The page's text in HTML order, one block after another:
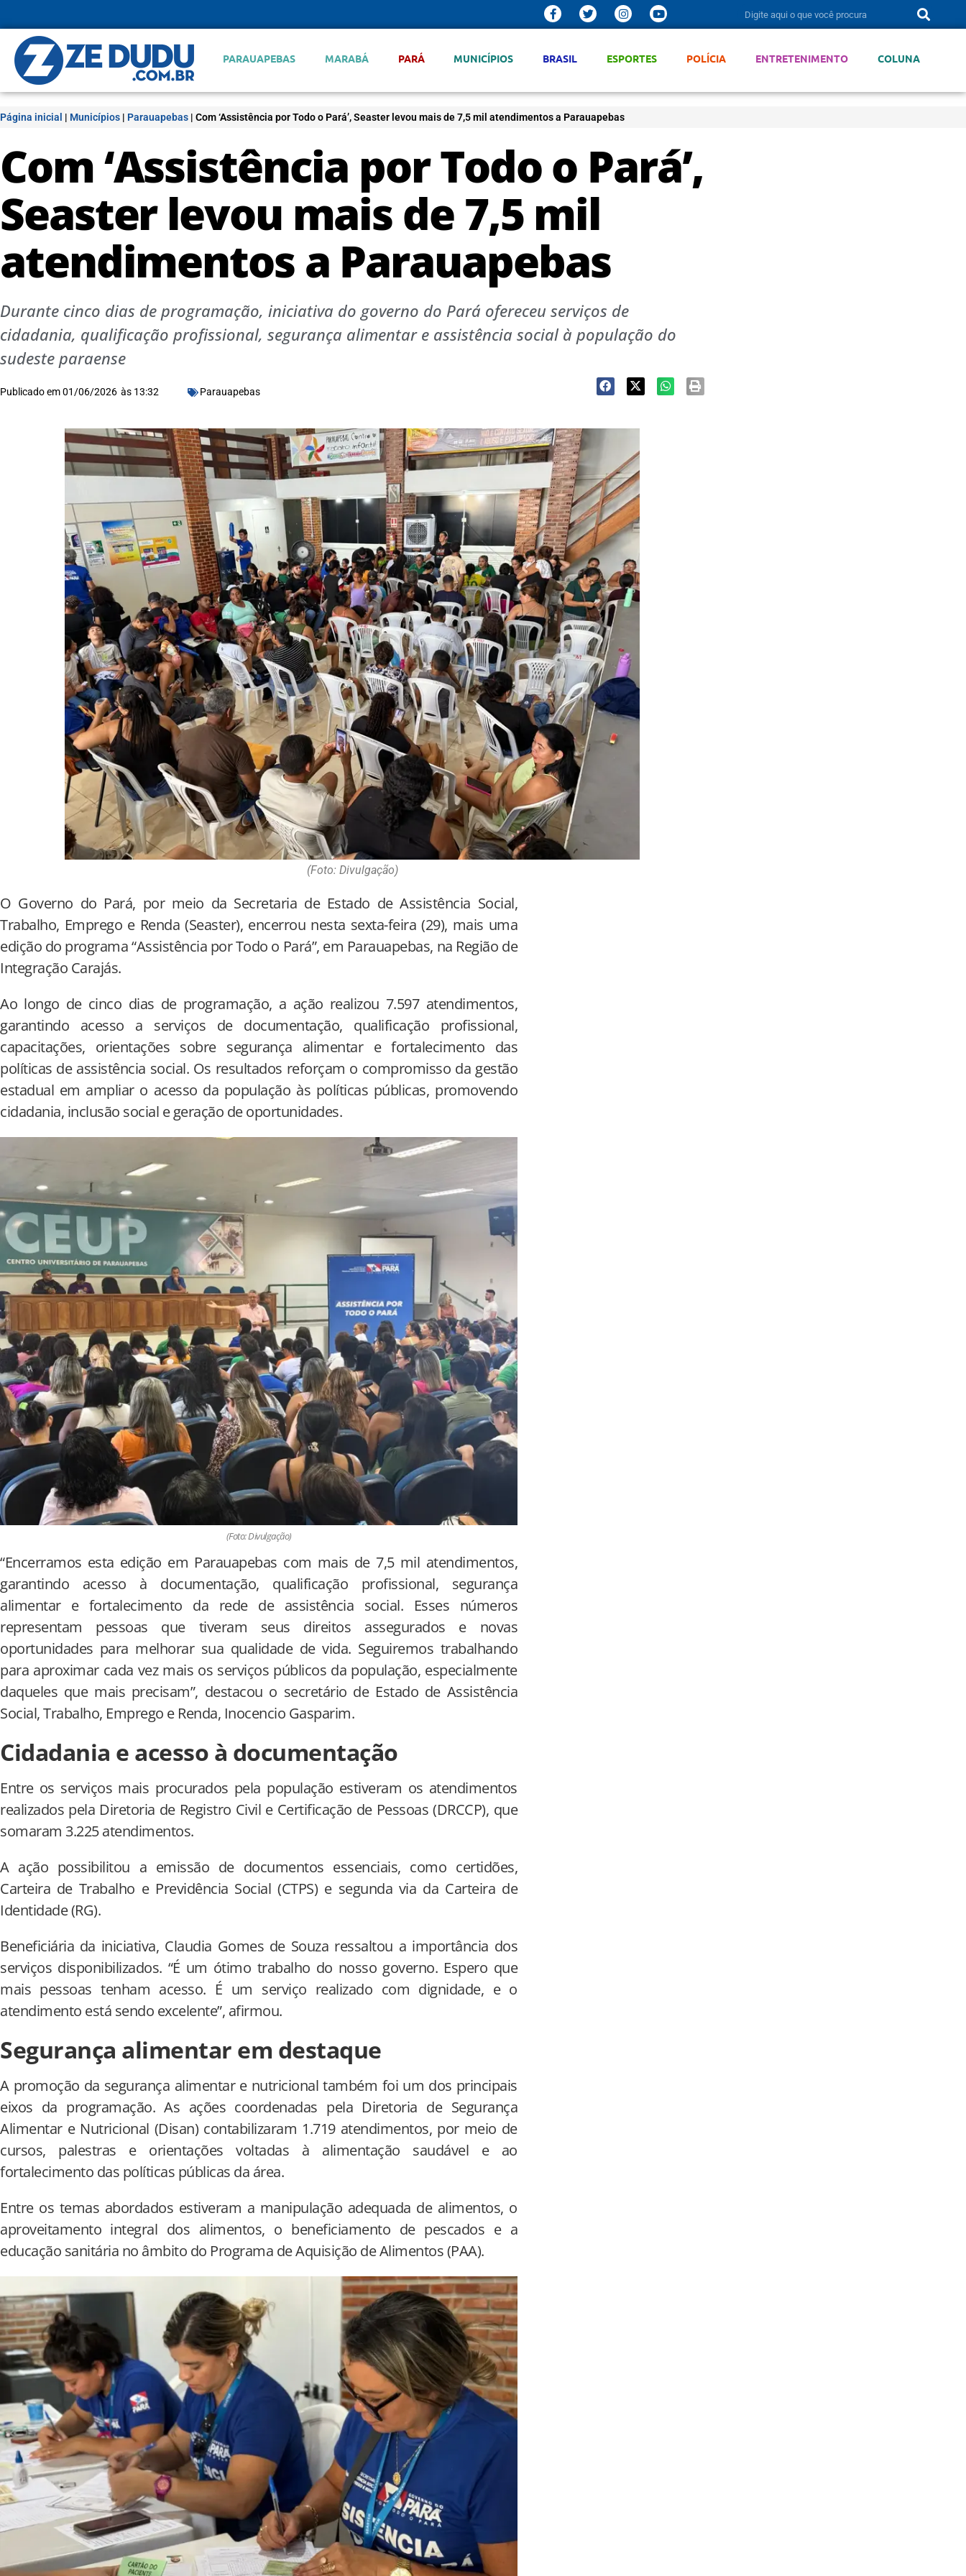
PARAUAPEBAS MARABÁ PARÁ MUNICÍPIOS BRASIL ESPORTES POLÍCIA ENTRETENIMENTO COLUNA
Página inicial | Municípios | Parauapebas | Com ‘Assistência por Todo o Pará’, Seaster levou mais de 7,5 mil atendimentos a Parauapebas
Com ‘Assistência por Todo o Pará’,
Seaster levou mais de 7,5 mil
atendimentos a Parauapebas
Durante cinco dias de programação, iniciativa do governo do Pará ofereceu serviços de
cidadania, qualificação profissional, segurança alimentar e assistência social à população do
sudeste paraense
Publicado em01/06/2026 às 13:32 Parauapebas
(Foto: Divulgação)
O Governo do Pará, por meio da Secretaria de Estado de Assistência Social,
Trabalho, Emprego e Renda (Seaster), encerrou nesta sexta-feira (29), mais uma
edição do programa “Assistência por Todo o Pará”, em Parauapebas, na Região de
Integração Carajás.
Ao longo de cinco dias de programação, a ação realizou 7.597 atendimentos,
garantindo acesso a serviços de documentação, qualificação profissional,
capacitações, orientações sobre segurança alimentar e fortalecimento das
políticas de assistência social. Os resultados reforçam o compromisso da gestão
estadual em ampliar o acesso da população às políticas públicas, promovendo
cidadania, inclusão social e geração de oportunidades.
(Foto: Divulgação)
“Encerramos esta edição em Parauapebas com mais de 7,5 mil atendimentos,
garantindo acesso à documentação, qualificação profissional, segurança
alimentar e fortalecimento da rede de assistência social. Esses números
representam pessoas que tiveram seus direitos assegurados e novas
oportunidades para melhorar sua qualidade de vida. Seguiremos trabalhando
para aproximar cada vez mais os serviços públicos da população, especialmente
daqueles que mais precisam”, destacou o secretário de Estado de Assistência
Social, Trabalho, Emprego e Renda, Inocencio Gasparim.
Cidadania e acesso à documentação
Entre os serviços mais procurados pela população estiveram os atendimentos
realizados pela Diretoria de Registro Civil e Certificação de Pessoas (DRCCP), que
somaram 3.225 atendimentos.
A ação possibilitou a emissão de documentos essenciais, como certidões,
Carteira de Trabalho e Previdência Social (CTPS) e segunda via da Carteira de
Identidade (RG).
Beneficiária da iniciativa, Claudia Gomes de Souza ressaltou a importância dos
serviços disponibilizados. “É um ótimo trabalho do nosso governo. Espero que
mais pessoas tenham acesso. É um serviço realizado com dignidade, e o
atendimento está sendo excelente”, afirmou.
Segurança alimentar em destaque
A promoção da segurança alimentar e nutricional também foi um dos principais
eixos da programação. As ações coordenadas pela Diretoria de Segurança
Alimentar e Nutricional (Disan) contabilizaram 1.719 atendimentos, por meio de
cursos, palestras e orientações voltadas à alimentação saudável e ao
fortalecimento das políticas públicas da área.
Entre os temas abordados estiveram a manipulação adequada de alimentos, o
aproveitamento integral dos alimentos, o beneficiamento de pescados e a
educação sanitária no âmbito do Programa de Aquisição de Alimentos (PAA).